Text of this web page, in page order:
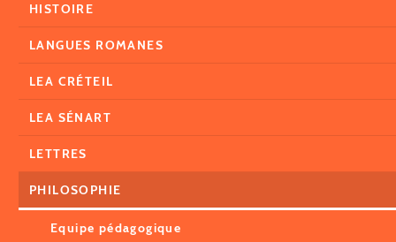
HISTOIRE
LANGUES ROMANES
LEA CRÉTEIL
LEA SÉNART
LETTRES
PHILOSOPHIE
Equipe pédagogique